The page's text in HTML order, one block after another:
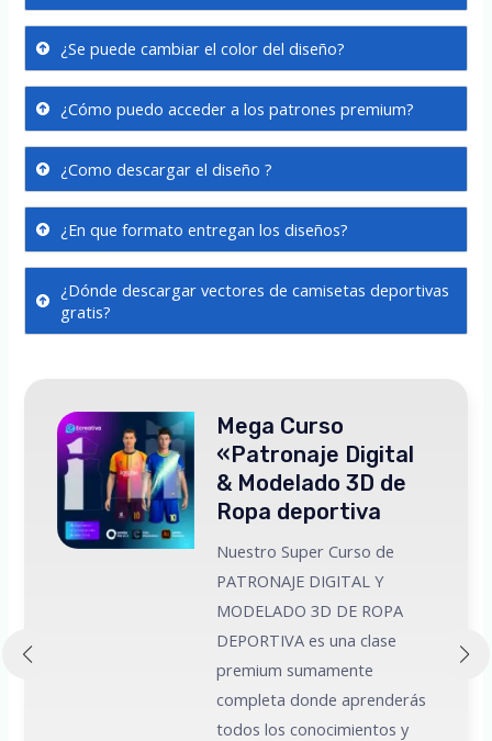
¿Se puede cambiar el color del diseño?
¿Cómo puedo acceder a los patrones premium?
¿Como descargar el diseño ?
¿En que formato entregan los diseños?
¿Dónde descargar vectores de camisetas deportivas
gratis?
Mega Curso
«Patronaje Digital
& Modelado 3D de
Ropa deportiva
Nuestro Super Curso de
PATRONAJE DIGITAL Y
MODELADO 3D DE ROPA
DEPORTIVA es una clase
premium sumamente
completa donde aprenderás
todos los conocimientos y